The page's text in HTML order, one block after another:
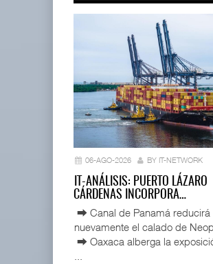
06-AGO-2026 BY IT-NETWORK
IT-ANÁLISIS: PUERTO LÁZARO
CÁRDENAS INCORPORA…
⮕ Canal de Panamá reducirá
nuevamente el calado de
⮕ Oaxaca alberga la
EE.UU. plantea
restricciones
05 AGO 2026